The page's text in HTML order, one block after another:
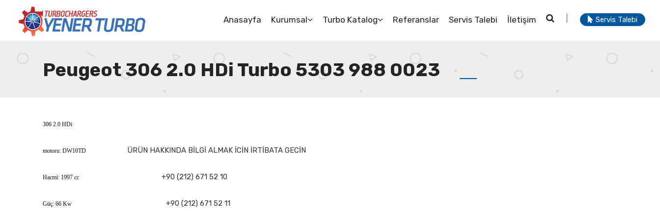
Anasayfa Kurumsal Turbo Katalog Referanslar Servis Talebi İletişim Servis Talebi
Peugeot 306 2.0 HDi Turbo 5303 988 0023
306 2.0 HDi
motoru: DW10TD ÜRÜN HAKKINDA BİLGİ ALMAK İCİN İRTİBATA GECİN
Hacmi: 1997 cc +90 (212) 671 52 10
Güç: 66 Kw +90 (212) 671 52 11